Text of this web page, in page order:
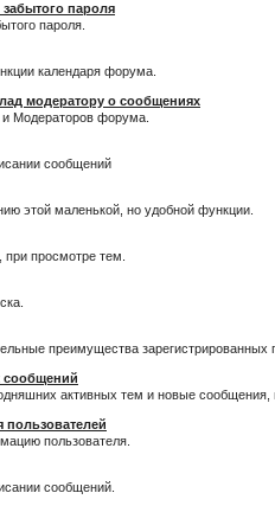
пароля
пароля.
календаря форума.
модератору о сообщениях
и Модераторов форума.
сообщений
этой маленькой, но удобной функции.
просмотре тем.
преимущества зарегистрированных
сообщений
активных тем и новые
пользователя.
сообщений.